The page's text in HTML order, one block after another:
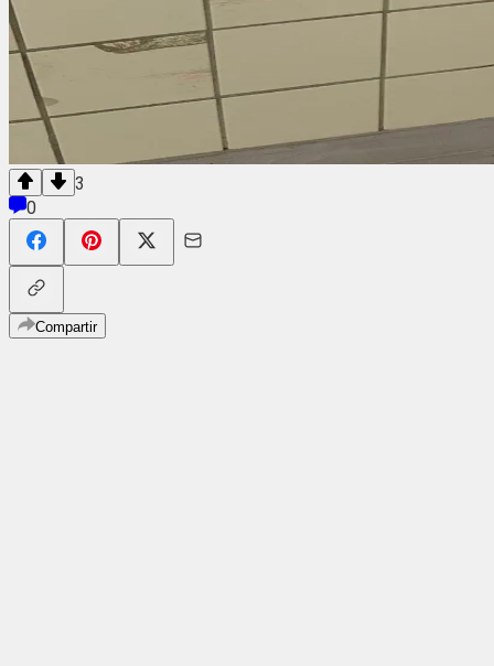
3
0
Compartir